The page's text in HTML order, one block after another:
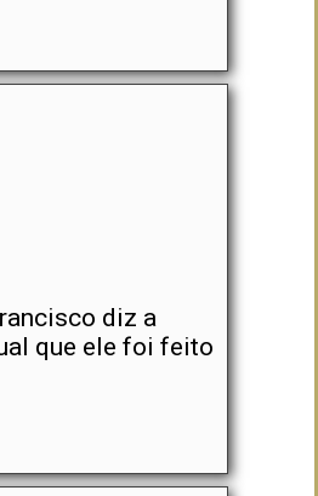
diz a
que ele foi feito